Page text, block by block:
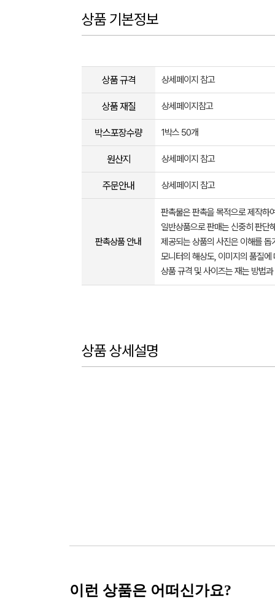
상품 기본정보
상품 규격 상세페이지 참고
상품 재질 상세페이지참고
박스포장수량 1박스 50개
원산지 상세페이지 참고
주문안내 상세페이지 참고
판촉상품 안내
판촉물은 판촉을 목적으로 제작하
일반상품으로 판매는 신중히 판단
제공되는 상품의 사진은 이해를
모니터의 해상도, 이미지의 품질
상품 규격 및 사이즈는 재는 방법
상품 상세설명
이런 상품은 어떠신가요?